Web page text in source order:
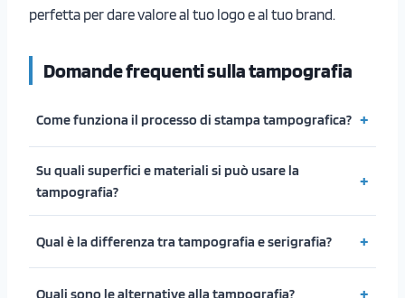
perfetta per dare valore al tuo logo e al tuo brand.
Domande frequenti sulla tampografia
Come funziona il processo di stampa tampografica?
Su quali superfici e materiali si può usare la
tampografia?
Qual è la differenza tra tampografia e serigrafia?
Quali sono le alternative alla tampografia?